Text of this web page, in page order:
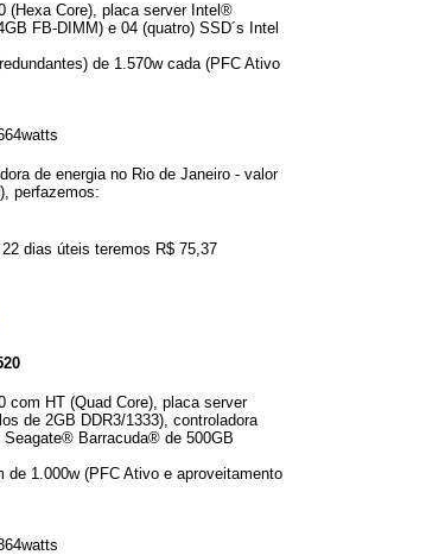
(Hexa Core), placa server Intel®
FB-DIMM) e 04 (quatro) SSD´s Intel
de 1.570w cada (PFC Ativo
de energia no Rio de Janeiro - valor
perfazemos:
dias úteis teremos R$ 75,37
HT (Quad Core), placa server
de 2GB DDR3/1333), controladora
Barracuda® de 500GB
1.000w (PFC Ativo e aproveitamento